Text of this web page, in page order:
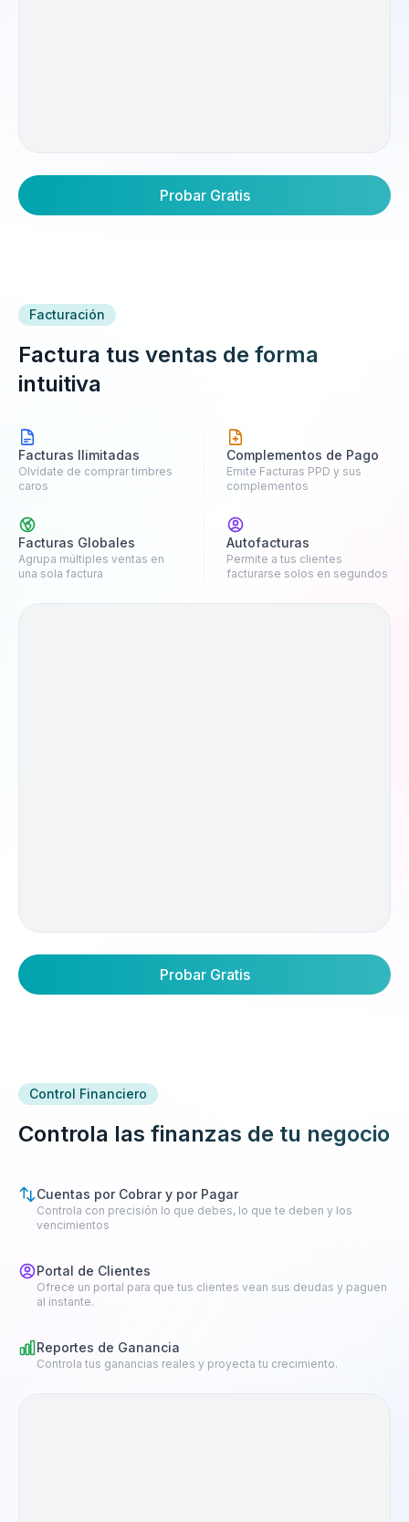
Probar Gratis
Facturación
Factura tus ventas de forma
intuitiva
Facturas Ilimitadas
Olvídate de comprar timbres
caros
Complementos de Pago
Emite Facturas PPD y sus
complementos
Facturas Globales
Agrupa múltiples ventas en
una sola factura
Autofacturas
Permite a tus clientes
facturarse solos en segundos
Probar Gratis
Control Financiero
Controla las finanzas de tu negocio
Cuentas por Cobrar y por Pagar
Controla con precisión lo que debes, lo que te deben y los
vencimientos
Portal de Clientes
Ofrece un portal para que tus clientes vean sus deudas y paguen
al instante.
Reportes de Ganancia
Controla tus ganancias reales y proyecta tu crecimiento.